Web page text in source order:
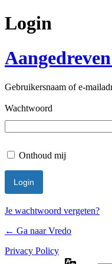
Login
Gebruikersnaam of e-
Wachtwoord
Onthoud mij
Je wachtwoord vergeten?
← Ga naar Vredo
Privacy Policy